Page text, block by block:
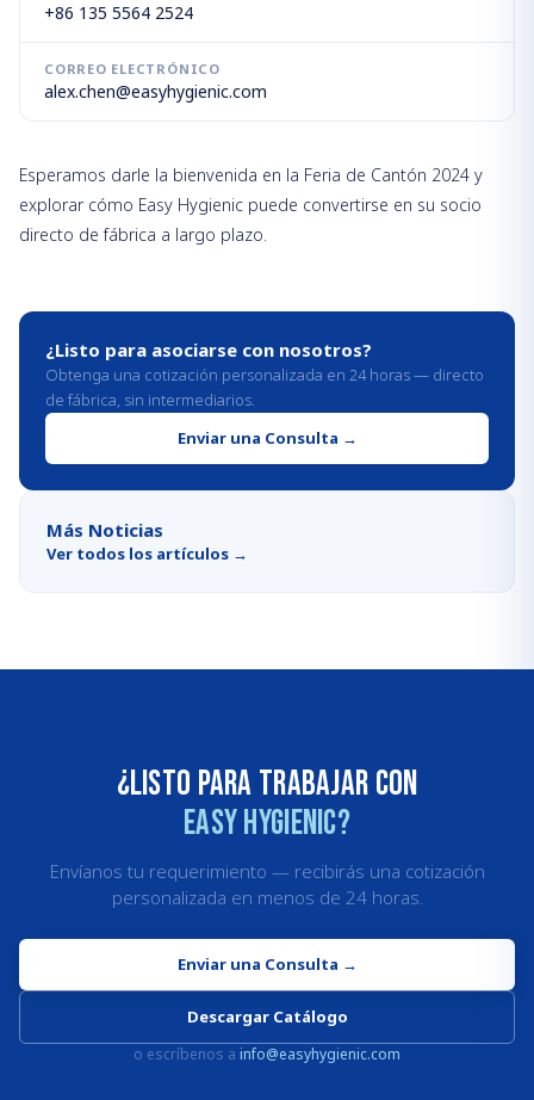
+86 135 5564 2524
CORREO ELECTRÓNICO
alex.chen@easyhygienic.com
Esperamos darle la bienvenida en la Feria de Cantón 2024 y
explorar cómo Easy Hygienic puede convertirse en su socio
directo de fábrica a largo plazo.
¿Listo para asociarse con nosotros?
Obtenga una cotización personalizada en 24 horas — directo
de fábrica, sin intermediarios.
Enviar una Consulta →
Más Noticias
Ver todos los artículos →
¿Listo para trabajar con
Easy Hygienic?
Envíanos tu requerimiento — recibirás una cotización
personalizada en menos de 24 horas.
Enviar una Consulta →
Descargar Catálogo
o escríbenos a info@easyhygienic.com